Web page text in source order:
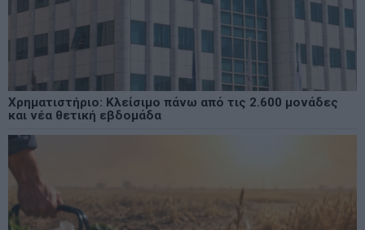
Χρηματιστήριο: Κλείσιμο πάνω από τις 2.600 μονάδες
και νέα θετική εβδομάδα